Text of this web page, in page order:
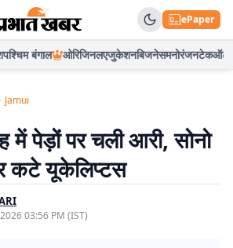
ePaper
पश्चिम बंगाल ओरिजिनलएजुकेशनबिजनेसमनोरंजनटेकऑटो
Jamui
में पेड़ों पर चली आरी, सोनो
कटे यूकेलिप्टस
03:56 PM (IST)